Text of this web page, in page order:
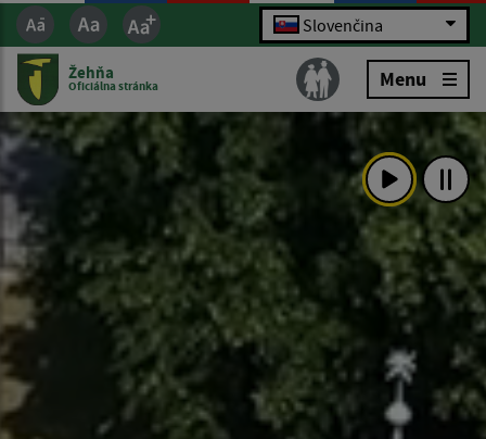
Slovenčina
Žehňa
Oficiálna stránka Menu